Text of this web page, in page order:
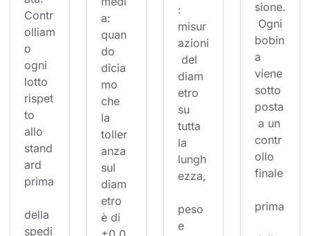
Contr
olliam
o
ogni
lotto
rispet
to
allo
stand
ard
prima
della
spedi
a:
quan
do
dicia
mo
che
la
toller
anza
sul
diam
etro
è di
:
misur
azioni
del
diam
etro
su
tutta
la
lungh
ezza,
peso
e
sione.
Ogni
bobin
a
viene
sotto
posta
a un
contr
ollo
finale
prima